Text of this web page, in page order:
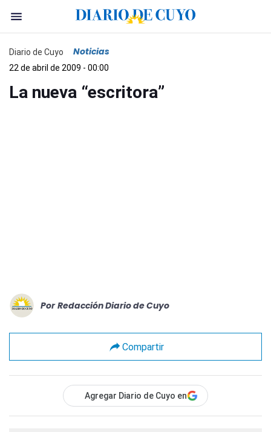
Diario de Cuyo Noticias
22 de abril de 2009 - 00:00
La nueva “escritora”
Por Redacción Diario de Cuyo
Compartir
Agregar Diario de Cuyo en